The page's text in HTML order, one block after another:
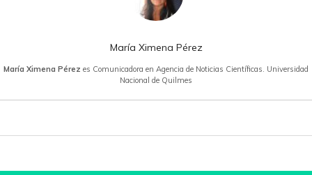
María Ximena Pérez
María Ximena Pérez es Comunicadora en Agencia de Noticias Científicas. Universidad
Nacional de Quilmes